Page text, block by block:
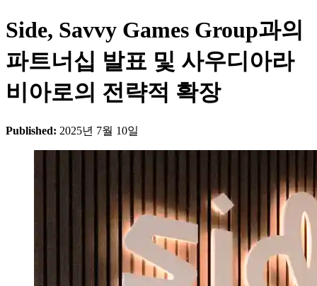
Side, Savvy Games Group과의
파트너십 발표 및 사우디아라
비아로의 전략적 확장
Published: 2025년 7월 10일